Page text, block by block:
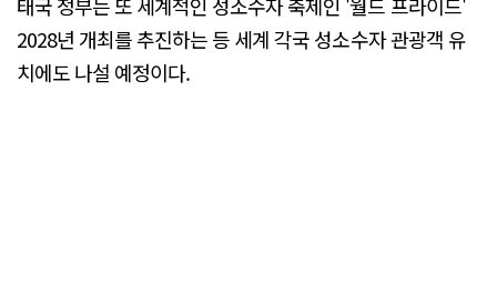
태국 정부는 또 세계적인 성소수자 축제인 '월드 프라이드'
2028년 개최를 추진하는 등 세계 각국 성소수자 관광객 유
치에도 나설 예정이다.